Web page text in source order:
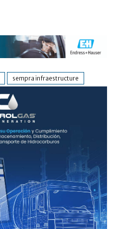
sempra infraestructure